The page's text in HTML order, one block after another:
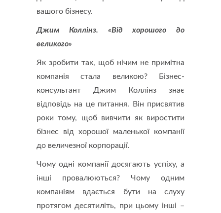
вашого бізнесу.
Джим Коллінз. «Від хорошого до
великого»
Як зробити так, щоб нічим не примітна
компанія стала великою? Бізнес-
консультант Джим Коллінз знає
відповідь на це питання. Він присвятив
роки тому, щоб вивчити як виростити
бізнес від хорошої маленької компанії
до величезної корпорації.
Чому одні компанії досягають успіху, а
інші провалюються? Чому одним
компаніям вдається бути на слуху
протягом десятиліть, при цьому інші –